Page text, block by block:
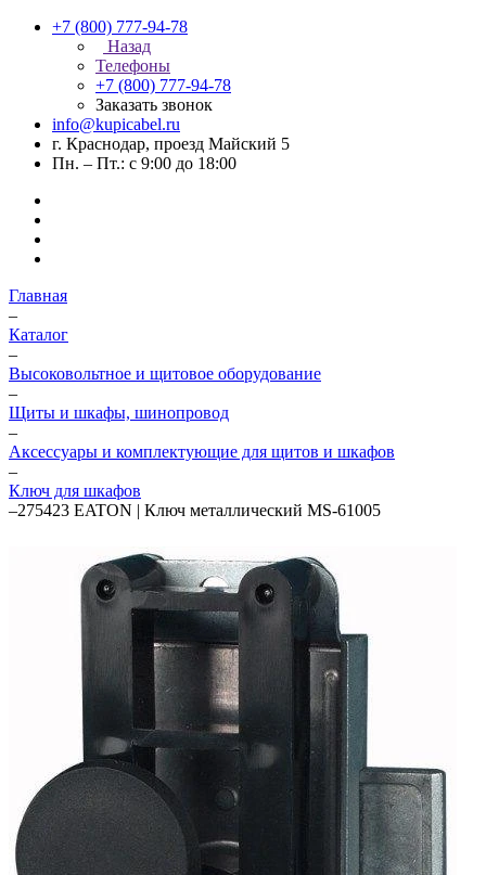
+7 (800) 777-94-78
Назад
Телефоны
+7 (800) 777-94-78
Заказать звонок
info@kupicabel.ru
г. Краснодар, проезд Майский 5
Пн. – Пт.: с 9:00 до 18:00
Главная
–
Каталог
–
Высоковольтное и щитовое оборудование
–
Щиты и шкафы, шинопровод
–
Аксессуары и комплектующие для щитов и шкафов
–
Ключ для шкафов
–275423 EATON | Ключ металлический MS-61005